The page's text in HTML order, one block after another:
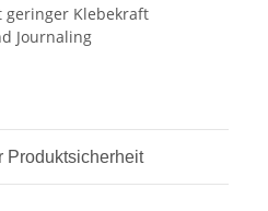
geringer Klebekraft
Journaling
Produktsicherheit